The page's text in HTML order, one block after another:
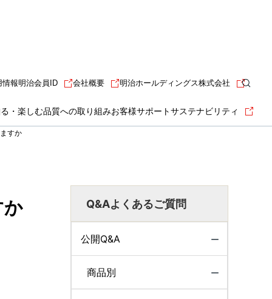
・楽しむ品質への取り組みお客様サポートサステナビリティ
情報明治会員ID 会社概要 明治ホールディングス株式会社
すか
Q&Aよくあるご質問
公開Q&A
商品別
か